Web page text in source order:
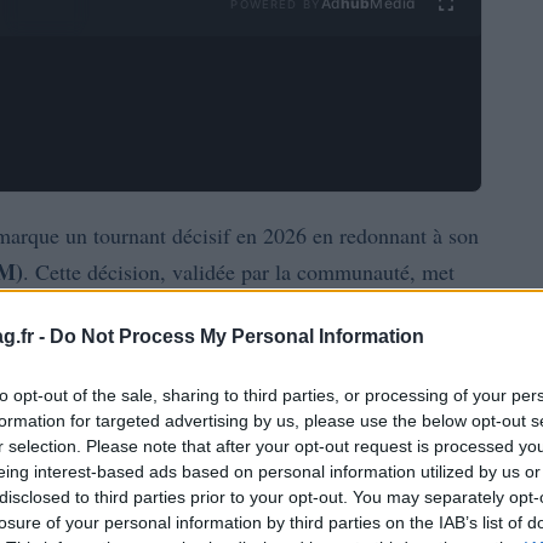
- Do Not Process My Personal Information
opt-out of the sale, sharing to third parties, or processing of your
for targeted advertising by us, please use the below opt-out
selection. Please note that after your opt-out request is processed
interest-based ads based on personal information utilized by us
to third parties prior to your opt-out. You may separately
of your personal information by third parties on the IAB’s list of
un tournant décisif en 2026 en redonnant à son
. Cette décision, validée par la communauté, met
avec une hausse spectaculaire de 1300 % du
avant de se stabiliser autour des 7 dollars, entame
volonté de renouer avec les racines du projet, initié
.